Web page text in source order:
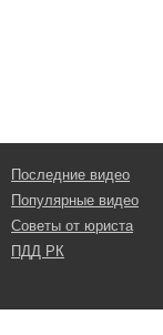
Последние видео
Популярные видео
Советы от юриста
ПДД РК